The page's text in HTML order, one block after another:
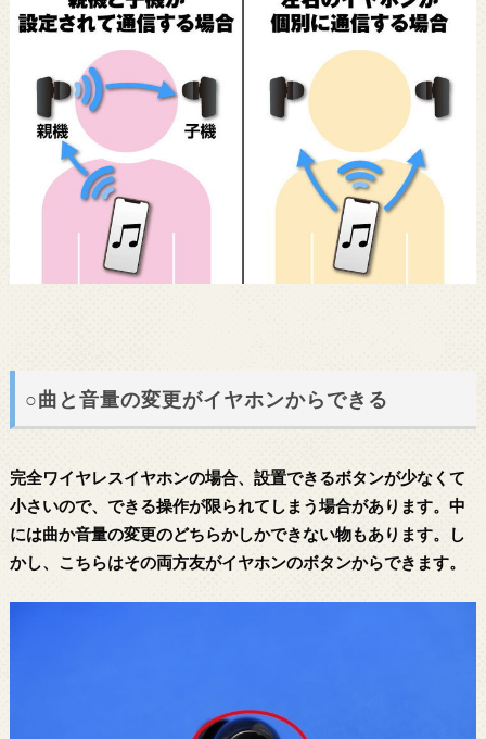
○曲と音量の変更がイヤホンからできる
完全ワイヤレスイヤホンの場合、設置できるボタンが少なくて
小さいので、できる操作が限られてしまう場合があります。中
には曲か音量の変更のどちらかしかできない物もあります。し
かし、こちらはその両方友がイヤホンのボタンからできます。